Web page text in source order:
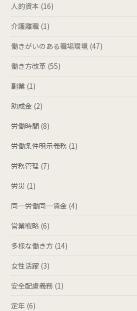
人的資本 (16)
介護離職 (1)
働きがいのある職場環境 (47)
働き方改革 (55)
副業 (1)
助成金 (2)
労働時間 (8)
労働条件明示義務 (1)
労務管理 (7)
労災 (1)
同一労働同一賃金 (4)
営業戦略 (6)
多様な働き方 (14)
女性活躍 (3)
安全配慮義務 (1)
定年 (6)